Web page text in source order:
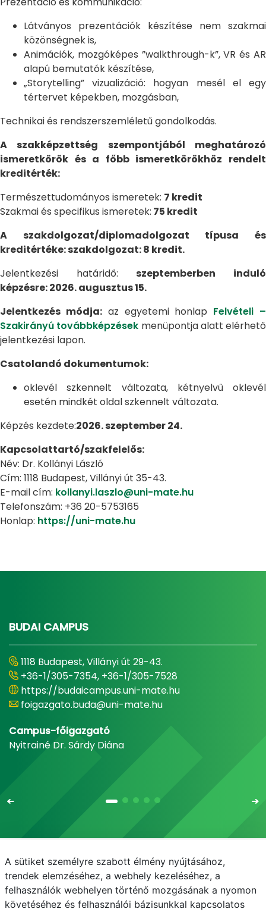
Látványos prezentációk készítése nem szakmai
közönségnek is,
Animációk, mozgóképes ”walkthrough-k”, VR és AR
alapú bemutatók készítése,
„Storytelling” vizualizáció: hogyan mesél el egy
tértervet képekben, mozgásban,
Technikai és rendszerszemléletű gondolkodás.
A szakképzettség szempontjából meghatározó
ismeretkörök és a főbb ismeretkörökhöz rendelt
kreditérték:
Természettudományos ismeretek: 7 kredit
Szakmai és specifikus ismeretek: 75 kredit
A szakdolgozat/diplomadolgozat típusa és
kreditértéke: szakdolgozat: 8 kredit.
Jelentkezési határidő: szeptemberben induló
képzésre: 2026. augusztus 15.
Jelentkezés módja:az egyetemi honlap Felvételi –
Szakirányú továbbképzések menüpontja alatt elérhető
jelentkezési lapon.
Csatolandó dokumentumok:
oklevél szkennelt változata, kétnyelvű oklevél
esetén mindkét oldal szkennelt változata.
Képzés kezdete:2026. szeptember 24.
Kapcsolattartó/szakfelelős:
Név: Dr. Kollányi László
Cím: 1118 Budapest, Villányi út 35-43.
E-mail cím: kollanyi.laszlo@uni-mate.hu
Telefonszám: +36 20-5753165
Honlap: https://uni-mate.hu
BUDAI CAMPUS
1118 Budapest, Villányi út 29-43.
+36-1/305-7354, +36-1/305-7528
https://budaicampus.uni-mate.hu
foigazgato.buda@uni-mate.hu
Campus-főigazgató
Nyitrainé Dr. Sárdy Diána
Email Telefonkönyv NEPTUN
E-learning
Médiaközpont
Informatikai Igazgatóság
A sütiket személyre szabott élmény nyújtásához,
trendek elemzéséhez, a webhely kezeléséhez, a
felhasználók webhelyen történő mozgásának a nyomon
követéséhez és felhasználói bázisunkkal kapcsolatos